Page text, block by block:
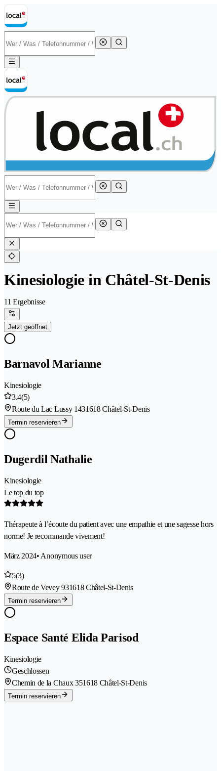
Kinesiologie in Châtel-St-Denis
11 Ergebnisse
Jetzt geöffnet
Barnavol Marianne
Kinesiologie
3.4(5)
Route du Lac Lussy 1431618 Châtel-St-Denis
Termin reservieren
Dugerdil Nathalie
Kinesiologie
Le top du top
Thérapeute à l’écoute du patient avec une empathie et une sagesse hors
norme! Je recommande vivement!
März 2024• Anonymous user
5(3)
Route de Vevey 931618 Châtel-St-Denis
Termin reservieren
Espace Santé Elida Parisod
Kinesiologie
Geschlossen
Chemin de la Chaux 351618 Châtel-St-Denis
Termin reservieren